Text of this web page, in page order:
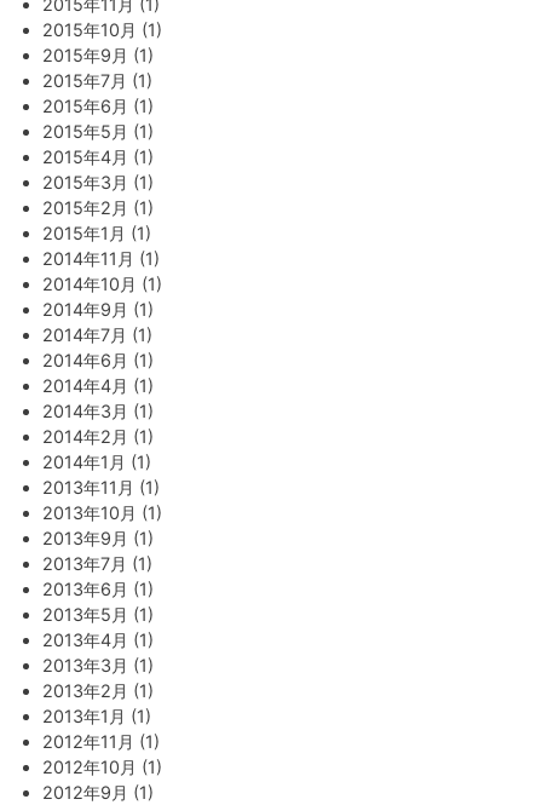
2015年11月 (1)
2015年10月 (1)
2015年9月 (1)
2015年7月 (1)
2015年6月 (1)
2015年5月 (1)
2015年4月 (1)
2015年3月 (1)
2015年2月 (1)
2015年1月 (1)
2014年11月 (1)
2014年10月 (1)
2014年9月 (1)
2014年7月 (1)
2014年6月 (1)
2014年4月 (1)
2014年3月 (1)
2014年2月 (1)
2014年1月 (1)
2013年11月 (1)
2013年10月 (1)
2013年9月 (1)
2013年7月 (1)
2013年6月 (1)
2013年5月 (1)
2013年4月 (1)
2013年3月 (1)
2013年2月 (1)
2013年1月 (1)
2012年11月 (1)
2012年10月 (1)
2012年9月 (1)